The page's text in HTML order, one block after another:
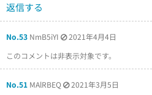
返信する
No.53 NmB5iYI 2021年4月4日
このコメントは非表示対象です。
No.51 MAlRBEQ 2021年3月5日